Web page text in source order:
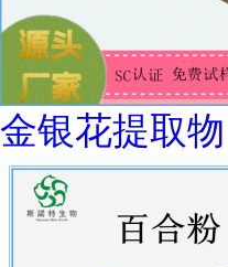
金银花提取